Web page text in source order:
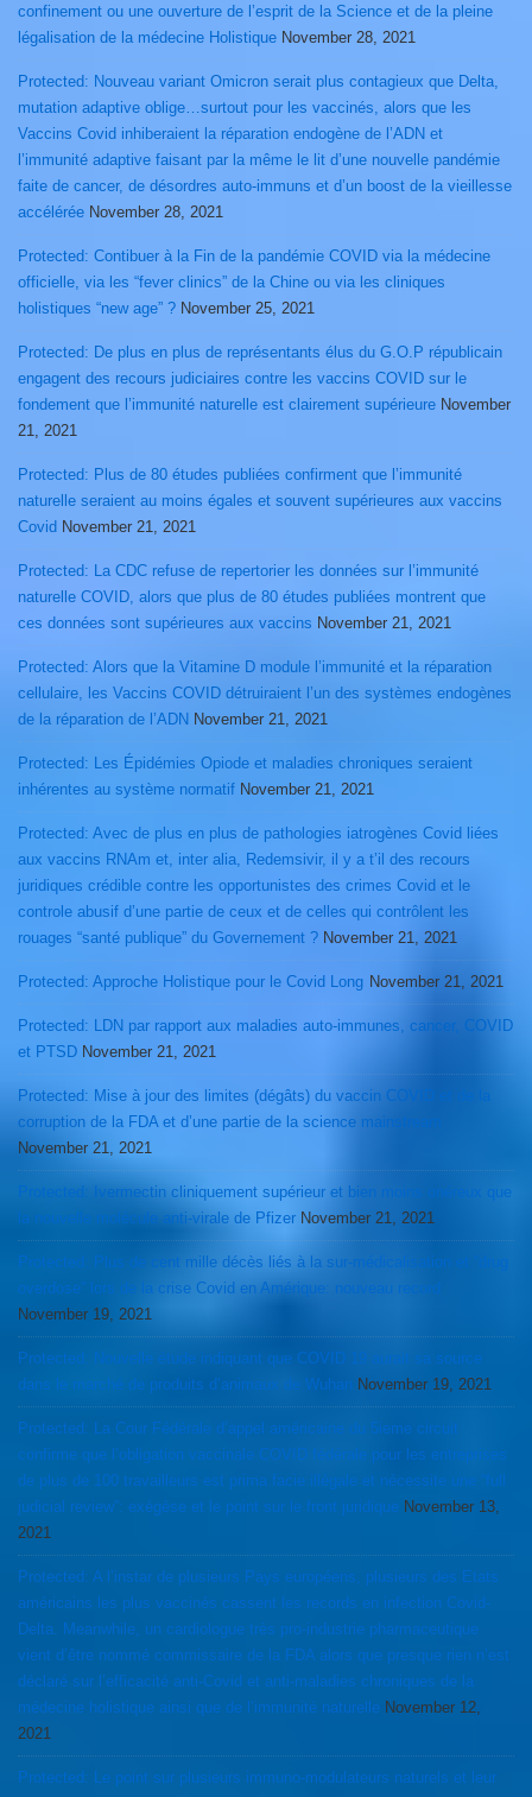
confinement ou une ouverture de l’esprit de la Science et de la pleine
légalisation de la médecine Holistique November 28, 2021
Protected: Nouveau variant Omicron serait plus contagieux que Delta,
mutation adaptive oblige…surtout pour les vaccinés, alors que les
Vaccins Covid inhiberaient la réparation endogène de l’ADN et
l’immunité adaptive faisant par la même le lit d’une nouvelle pandémie
faite de cancer, de désordres auto-immuns et d’un boost de la vieillesse
accélérée November 28, 2021
Protected: Contibuer à la Fin de la pandémie COVID via la médecine
officielle, via les “fever clinics” de la Chine ou via les cliniques
holistiques “new age” ? November 25, 2021
Protected: De plus en plus de représentants élus du G.O.P républicain
engagent des recours judiciaires contre les vaccins COVID sur le
fondement que l’immunité naturelle est clairement supérieure November
21, 2021
Protected: Plus de 80 études publiées confirment que l’immunité
naturelle seraient au moins égales et souvent supérieures aux vaccins
Covid November 21, 2021
Protected: La CDC refuse de repertorier les données sur l’immunité
naturelle COVID, alors que plus de 80 études publiées montrent que
ces données sont supérieures aux vaccins November 21, 2021
Protected: Alors que la Vitamine D module l’immunité et la réparation
cellulaire, les Vaccins COVID détruiraient l’un des systèmes endogènes
de la réparation de l’ADN November 21, 2021
Protected: Les Épidémies Opiode et maladies chroniques seraient
inhérentes au système normatif November 21, 2021
Protected: Avec de plus en plus de pathologies iatrogènes Covid liées
aux vaccins RNAm et, inter alia, Redemsivir, il y a t’il des recours
juridiques crédible contre les opportunistes des crimes Covid et le
controle abusif d’une partie de ceux et de celles qui contrôlent les
rouages “santé publique” du Governement ? November 21, 2021
Protected: Approche Holistique pour le Covid Long November 21, 2021
Protected: LDN par rapport aux maladies auto-immunes, cancer, COVID
et PTSD November 21, 2021
Protected: Mise à jour des limites (dégâts) du vaccin COVID et de la
corruption de la FDA et d’une partie de la science mainstream
November 21, 2021
Protected: Ivermectin cliniquement supérieur et bien moins onéreux que
la nouvelle molécule anti-virale de Pfizer November 21, 2021
Protected: Plus de cent mille décès liés à la sur-médicalisation et “drug
overdose” lors de la crise Covid en Amérique: nouveau record
November 19, 2021
Protected: Nouvelle étude indiquant que COVID 19 aurait sa source
dans le marché de produits d’animaux de Wuhan November 19, 2021
Protected: La Cour Fédérale d’appel américaine du 5ieme circuit
confirme que l’obligation vaccinale COVID fédérale pour les entreprises
de plus de 100 travailleurs est prima facie illégale et nécessite une “full
judicial review”: exégèse et le point sur le front juridique November 13,
2021
Protected: A l’instar de plusieurs Pays européens, plusieurs des Etats
américains les plus vaccinés cassent les records en infection Covid-
Delta. Meanwhile, un cardiologue très pro-industrie pharmaceutique
vient d’être nommé commissaire de la FDA alors que presque rien n’est
déclaré sur l’efficacité anti-Covid et anti-maladies chroniques de la
médecine holistique ainsi que de l’immunité naturelle November 12,
2021
Protected: Le point sur plusieurs immuno-modulateurs naturels et leur